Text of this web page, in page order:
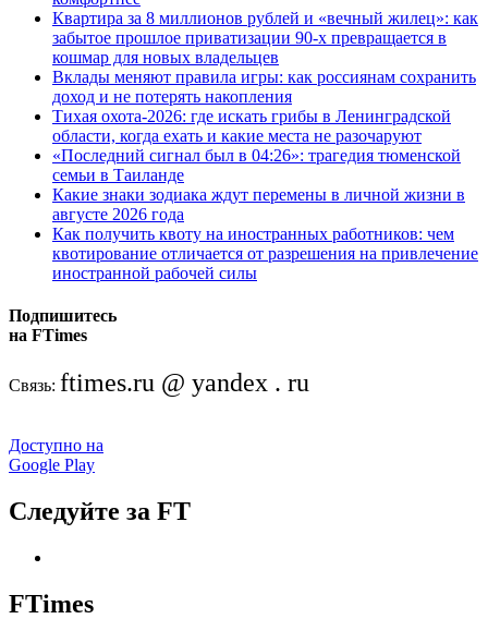
Квартира за 8 миллионов рублей и «вечный жилец»: как
забытое прошлое приватизации 90-х превращается в
кошмар для новых владельцев
Вклады меняют правила игры: как россиянам сохранить
доход и не потерять накопления
Тихая охота-2026: где искать грибы в Ленинградской
области, когда ехать и какие места не разочаруют
«Последний сигнал был в 04:26»: трагедия тюменской
семьи в Таиланде
Какие знаки зодиака ждут перемены в личной жизни в
августе 2026 года
Как получить квоту на иностранных работников: чем
квотирование отличается от разрешения на привлечение
иностранной рабочей силы
Подпишитесь
на FTimes
Связь: ftimes.ru @ yandex . ru
Доступно на
Google Play
Следуйте за FT
FTimes